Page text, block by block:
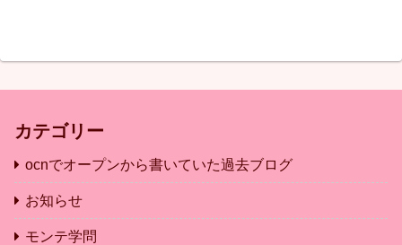
カテゴリー
ocnでオープンから書いていた過去ブログ
お知らせ
モンテ学問